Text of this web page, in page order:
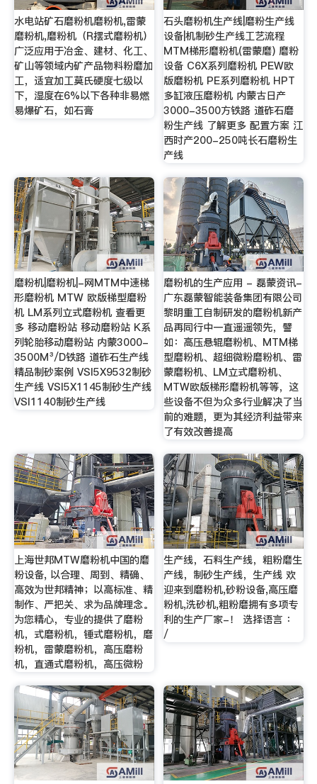
水电站矿石磨粉机磨粉机,雷蒙
磨粉机,磨粉机（R摆式磨粉机）
广泛应用于冶金、建材、化工、
矿山等领域内矿产品物料粉磨加
工，适宜加工莫氏硬度七级以
下，湿度在6%以下各种非易燃
易爆矿石，如石膏
石头磨粉机生产线|磨粉生产线
设备|机制砂生产线工艺流程
MTM梯形磨粉机(雷蒙磨) 磨粉
设备 C6X系列磨粉机 PEW欧
版磨粉机 PE系列磨粉机 HPT
多缸液压磨粉机 内蒙古日产
3000-3500方铁路 道砟石磨
粉生产线 了解更多 配置方案 江
西时产200-250吨长石磨粉生
产线
磨粉机|磨粉机|-网MTM中速梯
形磨粉机 MTW 欧版梯型磨粉
机 LM系列立式磨粉机 查看更
多 移动磨粉站 移动磨粉站 K系
列轮胎移动磨粉站 内蒙3000-
3500M³/D铁路 道砟石生产线
精品制砂案例 VSI5X9532制砂
生产线 VSI5X1145制砂生产线
VSI1140制砂生产线
磨粉机的生产应用 - 磊蒙资讯-
广东磊蒙智能装备集团有限公司
黎明重工自制研发的磨粉机新产
品再同行中一直遥遥领先，譬
如：高压悬辊磨粉机、MTM梯
型磨粉机、超细微粉磨粉机、雷
蒙磨粉机、LM立式磨粉机、
MTW欧版梯形磨粉机等等，这
些设备不但为众多行业解决了当
前的难题，更为其经济利益带来
了有效改善提高
上海世邦MTW磨粉机中国的磨
粉设备, 以合理、周到、精确、
高效为世邦精神；以高标准、精
制作、严把关、求为品牌理念。
为您精心，专业的提供了磨粉
机，式磨粉机，锤式磨粉机，磨
粉机，雷蒙磨粉机，高压磨粉
机，直通式磨粉机，高压微粉
生产线，石料生产线，粗粉磨生
产线，制砂生产线，生产线 欢
迎来到磨粉机,砂粉设备,高压磨
粉机,洗砂机,粗粉磨拥有多项专
利的生产厂家-！ 选择语言 ：
/